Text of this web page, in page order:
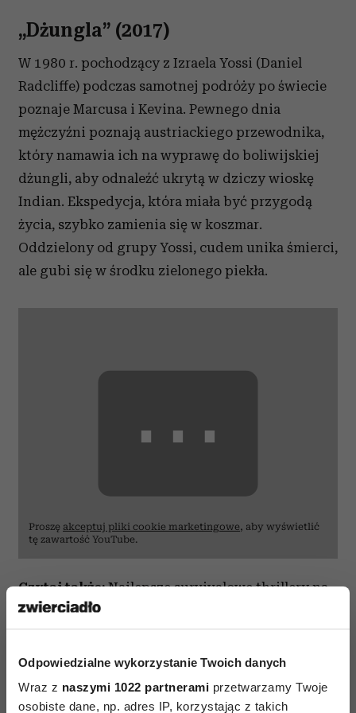
Odpowiedzialne wykorzystanie Twoich danych
Wraz z naszymi 1022 partnerami przetwarzamy Twoje
osobiste dane, np. adres IP, korzystając z takich
„Dżungla” (2017)
W 1980 r. pochodzący z Izraela Yossi (Daniel
Radcliffe) podczas samotnej podróży po świecie
poznaje Marcusa i Kevina. Pewnego dnia
mężczyźni poznają austriackiego przewodnika,
który namawia ich na wyprawę do boliwijskiej
dżungli, aby odnaleźć ukrytą w dziczy wioskę
Indian. Ekspedycja, która miała być przygodą
życia, szybko zamienia się w koszmar.
Oddzielony od grupy Yossi, cudem unika śmierci,
ale gubi się w środku zielonego piekła.
⋯
Proszę akceptuj pliki cookie marketingowe, aby wyświetlić
tę zawartość YouTube.
Czytaj także: Najlepsze survivalowe thrillery na
Netflix. 8 filmów tylko dla widzów o mocnych
nerwach
„Cast Away: Poza światem” (2000)